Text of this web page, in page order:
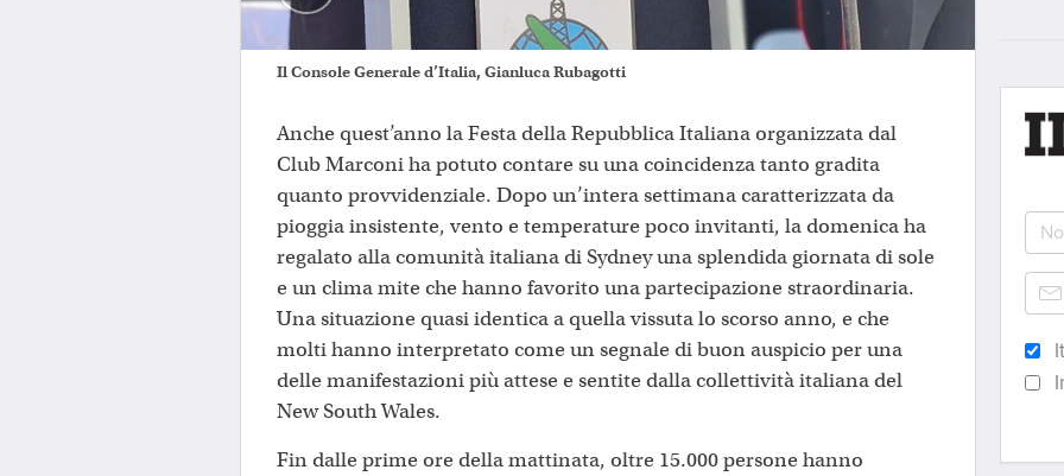
Il Console Generale d’Italia, Gianluca Rubagotti
Anche quest’anno la Festa della Repubblica Italiana organizzata dal
Club Marconi ha potuto contare su una coincidenza tanto gradita
quanto provvidenziale. Dopo un’intera settimana caratterizzata da
pioggia insistente, vento e temperature poco invitanti, la domenica ha
regalato alla comunità italiana di Sydney una splendida giornata di sole
e un clima mite che hanno favorito una partecipazione straordinaria.
Una situazione quasi identica a quella vissuta lo scorso anno, e che
molti hanno interpretato come un segnale di buon auspicio per una
delle manifestazioni più attese e sentite dalla collettività italiana del
New South Wales.
Fin dalle prime ore della mattinata, oltre 15.000 persone hanno